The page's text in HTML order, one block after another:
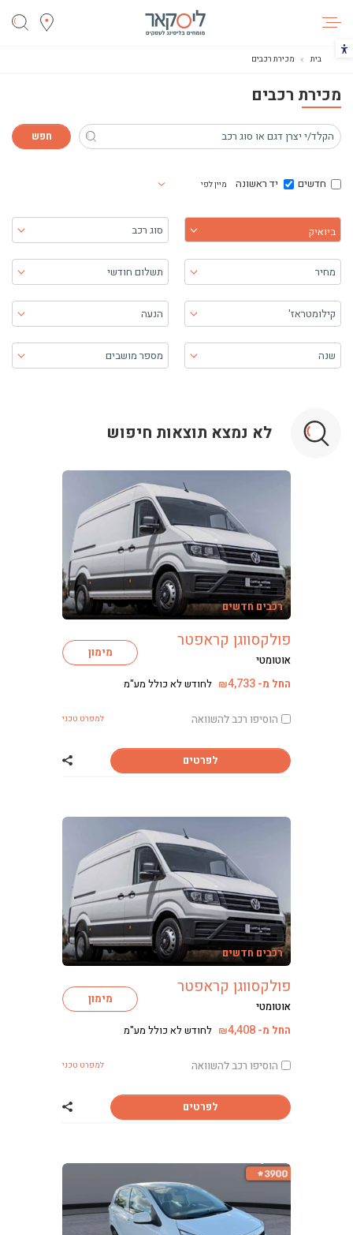
הכפתור משנה את צבעי הקונטרסט
ליסינג
ליסינג מימוני
ליסינג תפעולי
ליסינג פרטי
חפשו רכב בקטלוג
כתבות ליסינג
בית מכירת רכבים
מכירת רכבים
חדשים יד ראשונה מיין לפי
בחר יצרן
ביואיק סוג רכב
מחיר תשלום חודשי
קילומטראז' הנעה
שנה מספר מושבים
לא נמצא תוצאות חיפוש
רכבים חדשים
פולקסווגן קראפטר
אוטומטי מימון
החל מ- ₪4,733 לחודש לא כולל מע"מ
הוסיפו רכב להשוואה למפרט טכני
לפרטים שתף רכב
רכבים חדשים
פולקסווגן קראפטר
אוטומטי מימון
החל מ- ₪4,408 לחודש לא כולל מע"מ
הוסיפו רכב להשוואה למפרט טכני
לפרטים שתף רכב